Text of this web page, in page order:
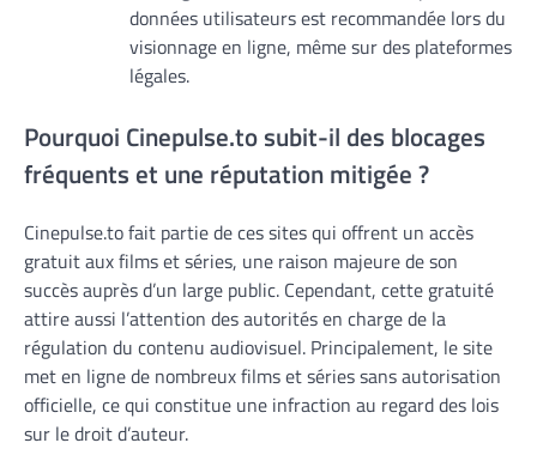
données utilisateurs est recommandée lors du
visionnage en ligne, même sur des plateformes
légales.
Pourquoi Cinepulse.to subit-il des blocages
fréquents et une réputation mitigée ?
Cinepulse.to fait partie de ces sites qui offrent un accès
gratuit aux films et séries, une raison majeure de son
succès auprès d’un large public. Cependant, cette gratuité
attire aussi l’attention des autorités en charge de la
régulation du contenu audiovisuel. Principalement, le site
met en ligne de nombreux films et séries sans autorisation
officielle, ce qui constitue une infraction au regard des lois
sur le droit d’auteur.